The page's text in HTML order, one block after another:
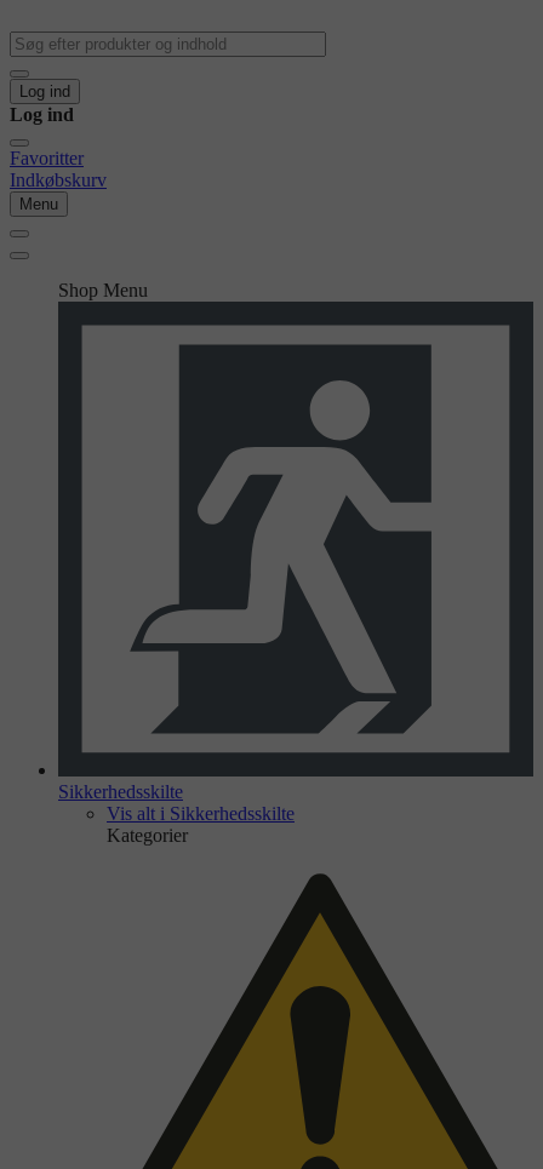
Log ind
Log ind
Favoritter
Indkøbskurv
Menu
Shop Menu
Sikkerhedsskilte
Vis alt i Sikkerhedsskilte
Kategorier